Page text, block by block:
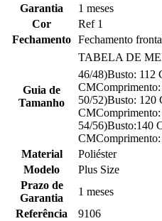
Garantia
1 meses
Cor
Ref 1
Fechamento Fechamento
Guia de
Tamanho
TABELA DE
46/48)Busto: 112
50/52)Busto: 120
54/56)Busto:140
Material
Poliéster
Modelo
Plus Size
Prazo de
Garantia
1 meses
Referência
9106